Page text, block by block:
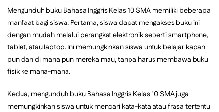
Mengunduh buku Bahasa Inggris Kelas 10 SMA memiliki beberapa
manfaat bagi siswa. Pertama, siswa dapat mengakses buku ini
dengan mudah melalui perangkat elektronik seperti smartphone,
tablet, atau laptop. Ini memungkinkan siswa untuk belajar kapan
pun dan di mana pun mereka mau, tanpa harus membawa buku
fisik ke mana-mana.
Kedua, mengunduh buku Bahasa Inggris Kelas 10 SMA juga
memungkinkan siswa untuk mencari kata-kata atau frasa tertentu